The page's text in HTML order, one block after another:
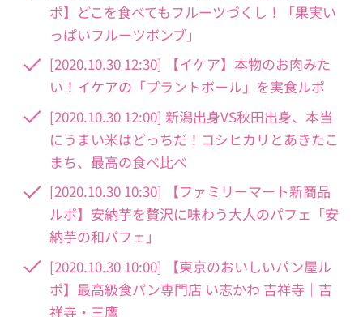
ポ】どこを食べてもフルーツづくし！「果実い
っぱいフルーツボンブ」
[2020.10.30 12:30] 【イケア】本物のお肉みた
い！イケアの「プラントボール」を実食ルポ
[2020.10.30 12:00] 新潟出身VS秋田出身、本当
にうまい米はどっちだ！コシヒカリとあきたこ
まち、最高の食べ比べ
[2020.10.30 10:30] 【ファミリーマート新商品
ルポ】安納芋を贅沢に味わう大人のパフェ「安
納芋の和パフェ」
[2020.10.30 10:00] 【東京のおいしいパン屋ル
ポ】最高級食パン専門店 い志かわ 吉祥寺｜吉
祥寺・三鷹